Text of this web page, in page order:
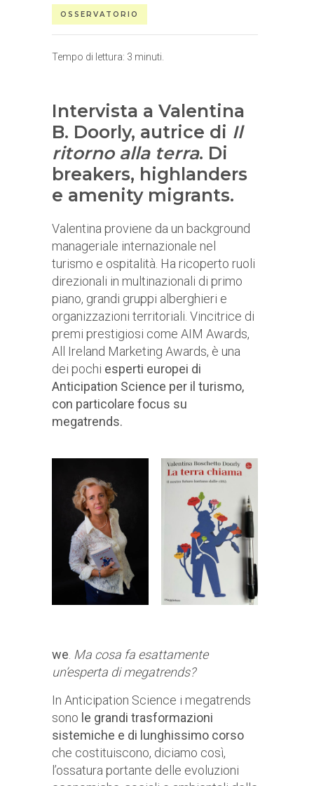
OSSERVATORIO
Tempo di lettura: 3 minuti.
Intervista a Valentina
B. Doorly, autrice di Il
ritorno alla terra. Di
breakers, highlanders
e amenity migrants.
Valentina proviene da un background
manageriale internazionale nel
turismo e ospitalità. Ha ricoperto ruoli
direzionali in multinazionali di primo
piano, grandi gruppi alberghieri e
organizzazioni territoriali. Vincitrice di
premi prestigiosi come AIM Awards,
All Ireland Marketing Awards, è una
dei pochi esperti europei di
Anticipation Science per il turismo,
con particolare focus su
megatrends.
we Ma cosa fa esattamente
un’esperta di megatrends?
In Anticipation Science i megatrends
sono le grandi trasformazioni
sistemiche e di lunghissimo corso
che costituiscono, diciamo così,
l’ossatura portante delle evoluzioni